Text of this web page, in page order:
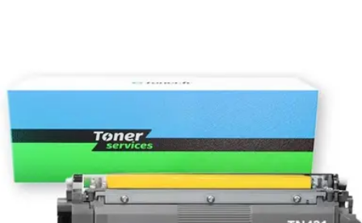
Trucs pour Gagner